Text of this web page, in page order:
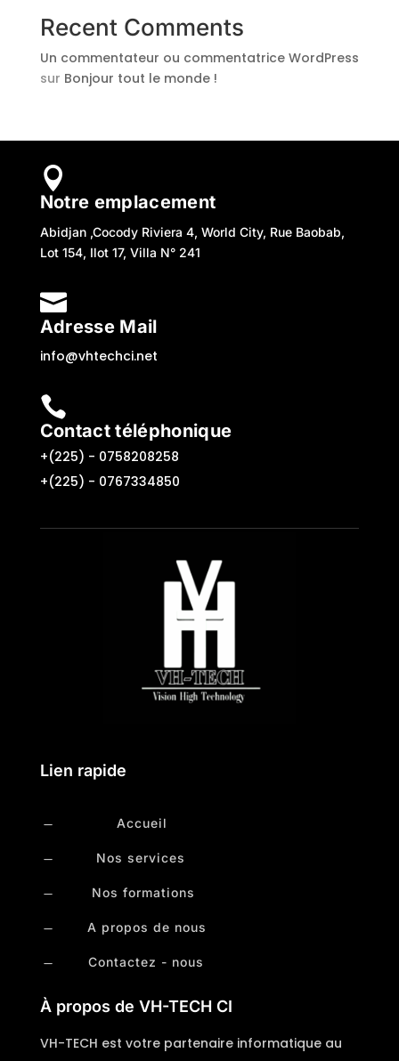
Recent Comments
Un commentateur ou commentatrice WordPress
sur Bonjour tout le monde !

Notre emplacement
Abidjan ,Cocody Riviera 4, World City, Rue Baobab,
Lot 154, Ilot 17, Villa N° 241

Adresse Mail
info@vhtechci.net

Contact téléphonique
+(225) - 0758208258
+(225) - 0767334850
Lien rapide
K Accueil
K Nos services
K Nos formations
K A propos de nous
K Contactez - nous
À propos de VH-TECH CI
VH-TECH est votre partenaire informatique au